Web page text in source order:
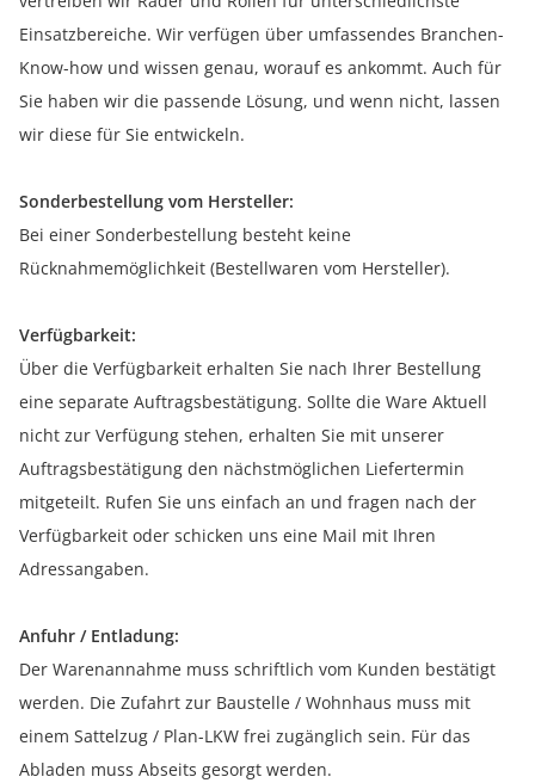
Einsatzbereiche. Wir verfügen über umfassendes Branchen-
Know-how und wissen genau, worauf es ankommt. Auch für
Sie haben wir die passende Lösung, und wenn nicht, lassen
wir diese für Sie entwickeln.
Sonderbestellung vom Hersteller:
Bei einer Sonderbestellung besteht keine
Rücknahmemöglichkeit (Bestellwaren vom Hersteller).
Verfügbarkeit:
Über die Verfügbarkeit erhalten Sie nach Ihrer Bestellung
eine separate Auftragsbestätigung. Sollte die Ware Aktuell
nicht zur Verfügung stehen, erhalten Sie mit unserer
Auftragsbestätigung den nächstmöglichen Liefertermin
mitgeteilt. Rufen Sie uns einfach an und fragen nach der
Verfügbarkeit oder schicken uns eine Mail mit Ihren
Adressangaben.
Anfuhr / Entladung:
Der Warenannahme muss schriftlich vom Kunden bestätigt
werden. Die Zufahrt zur Baustelle / Wohnhaus muss mit
einem Sattelzug / Plan-LKW frei zugänglich sein. Für das
Abladen muss Abseits gesorgt werden.